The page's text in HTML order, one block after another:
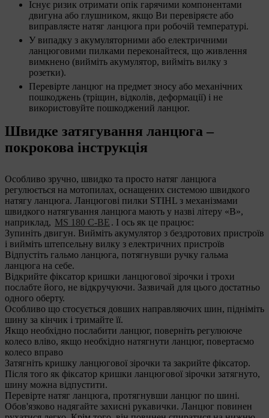
Існує ризик отримати опік гарячими компонентами
двигуна або глушником, якщо Ви перевіряєте або
виправляєте натяг ланцюга при робочій температурі.
У випадку з акумуляторними або електричними
ланцюговими пилками переконайтеся, що живлення
вимкнено (вийміть акумулятор, вийміть вилку з
розетки).
Перевірте ланцюг на предмет зносу або механічних
пошкоджень (тріщин, відколів, деформації) і не
використовуйте пошкоджений ланцюг.
Швидке затягування ланцюга –
покрокова інструкція
Особливо зручно, швидко та просто натяг ланцюга
регулюється на мотопилах, оснащених системою швидкого
натягу ланцюга. Ланцюгові пилки STIHL з механізмами
швидкого натягування ланцюга мають у назві літеру «B»,
наприклад, MS 180 C-BE . І ось як це працює:
Зупиніть двигун. Вийміть акумулятор з бездротових пристроїв
і вийміть штепсельну вилку з електричних пристроїв
Відпустіть гальмо ланцюга, потягнувши ручку гальма
ланцюга на себе.
Відкрийте фіксатор кришки ланцюгової зірочки і трохи
послабте його, не відкручуючи. Зазвичай для цього достатньо
одного оберту.
Особливо що стосується довших направляючих шин, підніміть
шину за кінчик і тримайте її.
Якщо необхідно послабити ланцюг, поверніть регулююче
колесо вліво, якщо необхідно натягнути ланцюг, повертаємо
колесо вправо
Затягніть кришку ланцюгової зірочки та закрийте фіксатор.
Після того як фіксатор кришки ланцюгової зірочки затягнуто,
шину можна відпустити.
Перевірте натяг ланцюга, протягнувши ланцюг по шині.
Обов'язково надягайте захисні рукавички. Ланцюг повинен